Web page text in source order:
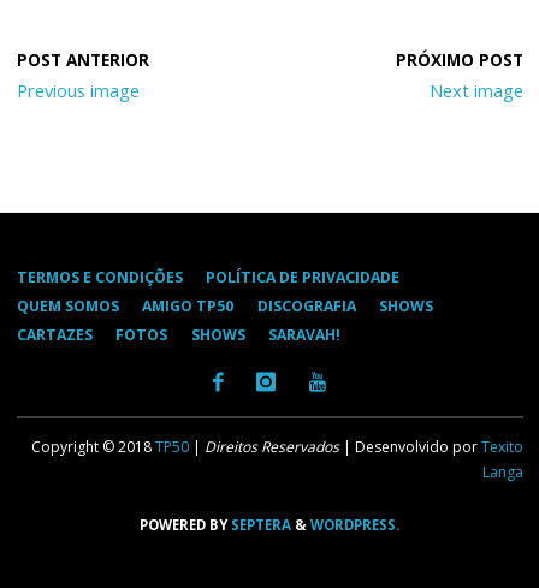
Previous image Next image
TERMOS E CONDIÇÕES
POLÍTICA DE PRIVACIDADE
QUEM SOMOS
AMIGO TP50 DISCOGRAFIA
SHOWS
CARTAZES
FOTOS SHOWS SARAVAH!
Copyright © 2018TP50 | Direitos Reservados| Desenvolvido porTexito
Langa
POWERED BYSEPTERA & WORDPRESS.